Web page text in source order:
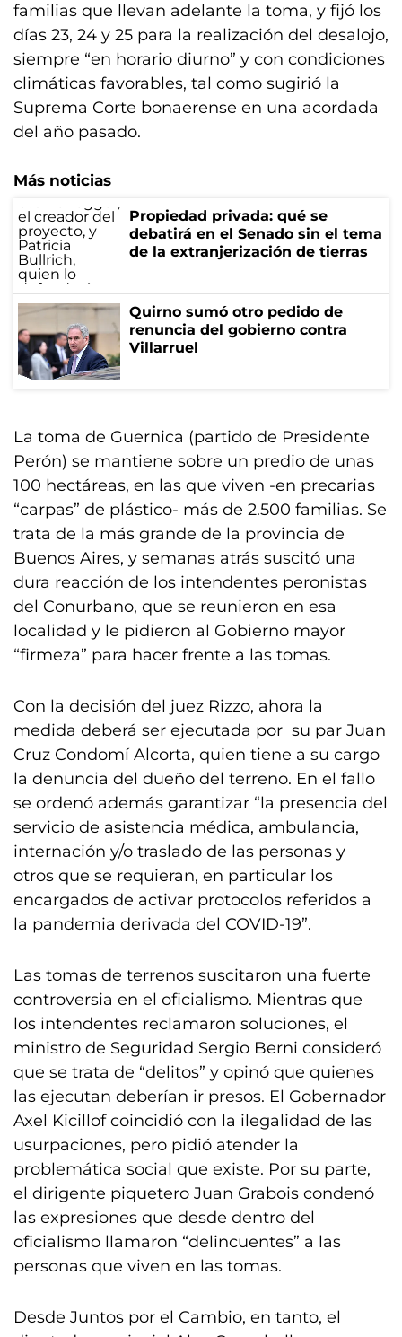
familias que llevan adelante la toma, y fijó los
días 23, 24 y 25 para la realización del desalojo,
siempre “en horario diurno” y con condiciones
climáticas favorables, tal como sugirió la
Suprema Corte bonaerense en una acordada
del año pasado.
Más noticias
Propiedad privada: qué se
debatirá en el Senado sin el tema
de la extranjerización de tierras
Quirno sumó otro pedido de
renuncia del gobierno contra
Villarruel
La toma de Guernica (partido de Presidente
Perón) se mantiene sobre un predio de unas
100 hectáreas, en las que viven -en precarias
“carpas” de plástico- más de 2.500 familias. Se
trata de la más grande de la provincia de
Buenos Aires, y semanas atrás suscitó una
dura reacción de los intendentes peronistas
del Conurbano, que se reunieron en esa
localidad y le pidieron al Gobierno mayor
“firmeza” para hacer frente a las tomas.
Con la decisión del juez Rizzo, ahora la
medida deberá ser ejecutada por su par Juan
Cruz Condomí Alcorta, quien tiene a su cargo
la denuncia del dueño del terreno. En el fallo
se ordenó además garantizar “la presencia del
servicio de asistencia médica, ambulancia,
internación y/o traslado de las personas y
otros que se requieran, en particular los
encargados de activar protocolos referidos a
la pandemia derivada del COVID-19”.
Las tomas de terrenos suscitaron una fuerte
controversia en el oficialismo. Mientras que
los intendentes reclamaron soluciones, el
ministro de Seguridad Sergio Berni consideró
que se trata de “delitos” y opinó que quienes
las ejecutan deberían ir presos. El Gobernador
Axel Kicillof coincidió con la ilegalidad de las
usurpaciones, pero pidió atender la
problemática social que existe. Por su parte,
el dirigente piquetero Juan Grabois condenó
las expresiones que desde dentro del
oficialismo llamaron “delincuentes” a las
personas que viven en las tomas.
Desde Juntos por el Cambio, en tanto, el